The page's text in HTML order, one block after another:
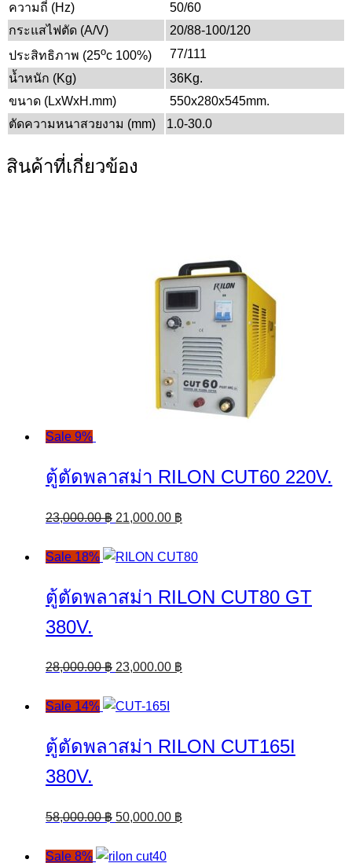
ความถี่ (Hz)
50/60
กระแสไฟตัด (A/V)
20/88-100/120
ประสิทธิภาพ (25oc 100%)
77/111
น้ำหนัก (Kg)
36Kg.
ขนาด (LxWxH.mm)
550x280x545mm.
ตัดความหนาสวยงาม (mm)
1.0-30.0
สินค้าที่เกี่ยวข้อง
Sale 9%
ตู้ตัดพลาสม่า RILON CUT60 220V.
23,000.00฿ Original
was:
21,000.00 ฿
is:
Sale 18%
ตู้ตัดพลาสม่า RILON CUT80 GT
380V.
28,000.00฿ Original
was:
23,000.00 ฿
Sale 14%
ตู้ตัดพลาสม่า RILON CUT165I
380V.
58,000.00฿ Original
was:
50,000.00 ฿
Sale 8%